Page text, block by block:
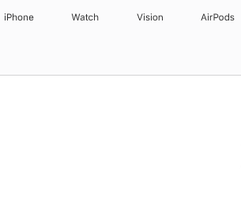
iPhone Watch Vision AirPods